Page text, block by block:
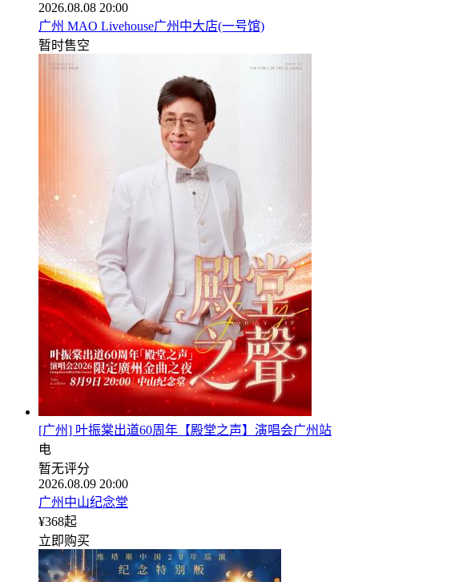
2026.08.08 20:00
广州 MAO Livehouse广州中大店(一号馆)
暂时售空
[广州] 叶振棠出道60周年【殿堂之声】演唱会广州站
电
暂无评分
2026.08.09 20:00
广州中山纪念堂
¥368起
立即购买